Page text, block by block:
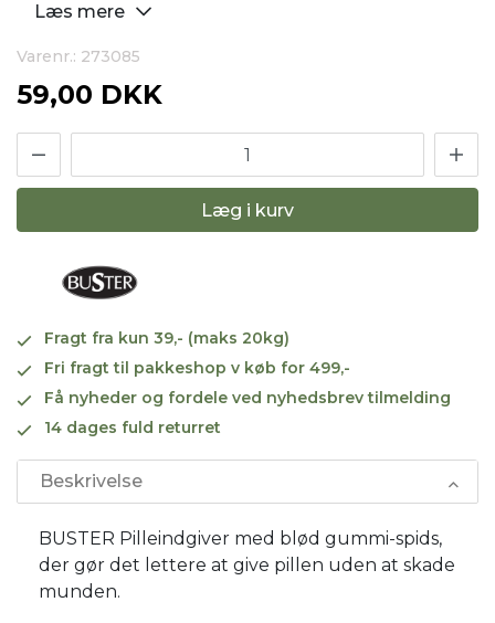
Læs mere
Varenr.: 273085
59,00 DKK
Læg i kurv
Fragt fra kun 39,- (maks 20kg)
Fri fragt til pakkeshop v køb for 499,-
Få nyheder og fordele ved nyhedsbrev tilmelding
14 dages fuld returret
Beskrivelse
BUSTER Pilleindgiver med blød gummi-spids,
der gør det lettere at give pillen uden at skade
munden.